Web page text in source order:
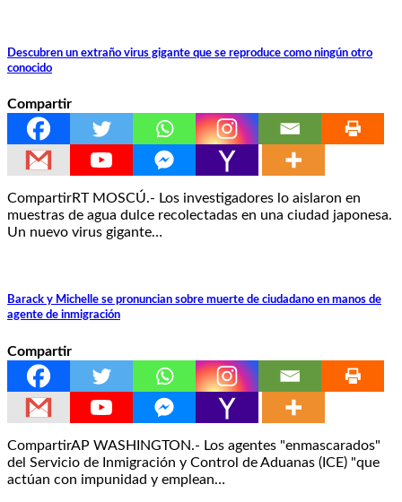
Descubren un extraño virus gigante que se reproduce como ningún otro
conocido
Compartir
CompartirRT MOSCÚ.- Los investigadores lo aislaron en
muestras de agua dulce recolectadas en una ciudad japonesa.
Un nuevo virus gigante…
Barack y Michelle se pronuncian sobre muerte de ciudadano en manos de
agente de inmigración
Compartir
CompartirAP WASHINGTON.- Los agentes "enmascarados"
del Servicio de Inmigración y Control de Aduanas (ICE) "que
actúan con impunidad y emplean…